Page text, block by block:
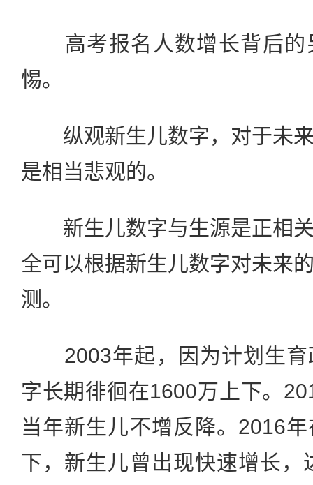
高考报名人数增长背后的
惕。
纵观新生儿数字，对于未来
是相当悲观的。
新生儿数字与生源是正相关
全可以根据新生儿数字对未来
测。
2003年起，因为计划生育
字长期徘徊在1600万上下。
当年新生儿不增反降。2016
下，新生儿曾出现快速增长，